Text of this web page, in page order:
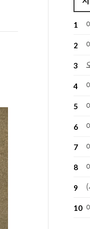
1
2
3
4
5
6
7
8
9 (
10